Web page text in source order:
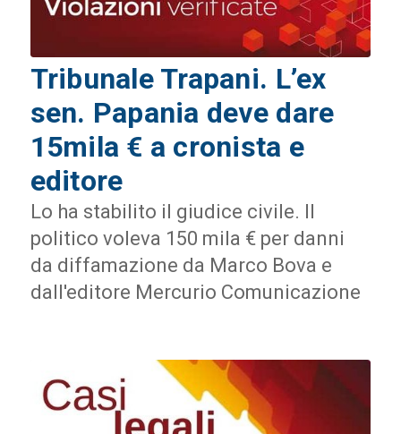
Tribunale Trapani. L’ex
sen. Papania deve dare
15mila € a cronista e
editore
Lo ha stabilito il giudice civile. Il
politico voleva 150 mila € per danni
da diffamazione da Marco Bova e
dall'editore Mercurio Comunicazione